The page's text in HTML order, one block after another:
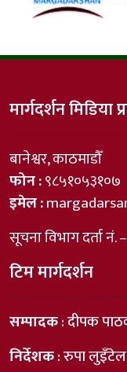
मार्गदर्शन मिडिया
बानेश्वर, काठमाडौँ
फोन :९८५१०५३१०७
इमेल :
सूचना विभाग दर्ता
टिम मार्गदर्शन
सम्पादक: दीपक
निर्देशक: रुपा लुइँटेल